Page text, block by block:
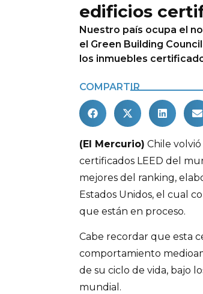
edificios
Nuestro país ocupa el
el Green Building
los inmuebles
COMPARTIR
(El Mercurio) Chile
certificados LEED del
mejores del ranking,
Estados Unidos, el cual
que están en proceso.
Cabe recordar que esta
comportamiento
de su ciclo de vida, bajo
mundial.